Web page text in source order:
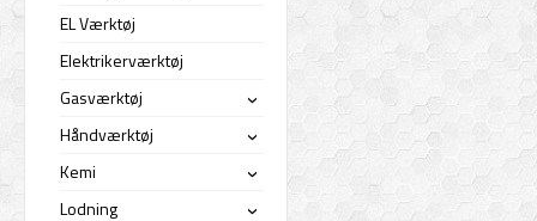
EL Værktøj
Elektrikerværktøj
Gasværktøj
›
Håndværktøj ›
Kemi ›
Lodning ›